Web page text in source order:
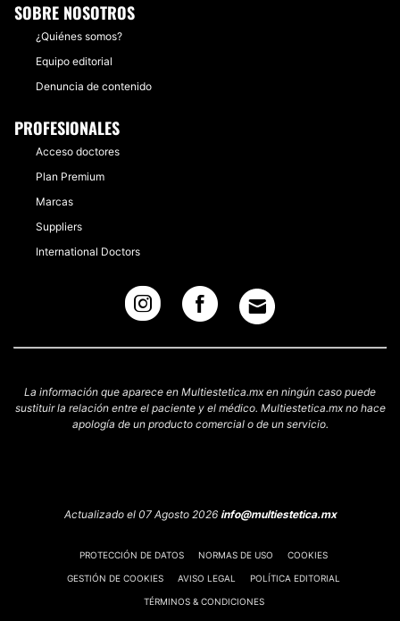
SOBRE NOSOTROS
¿Quiénes somos?
Equipo editorial
Denuncia de contenido
PROFESIONALES
Acceso doctores
Plan Premium
Marcas
Suppliers
International Doctors
La información que aparece en Multiestetica.mx en ningún caso puede
sustituir la relación entre el paciente y el médico. Multiestetica.mx no hace
apología de un producto comercial o de un servicio.
Actualizado el 07 Agosto 2026 info@multiestetica.mx
PROTECCIÓN DE DATOS NORMAS DE USO COOKIES
GESTIÓN DE COOKIES AVISO LEGAL POLÍTICA EDITORIAL
TÉRMINOS & CONDICIONES